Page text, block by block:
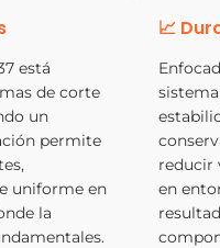
está
de corte
un
permite
uniforme en
la
📈
reducir
en